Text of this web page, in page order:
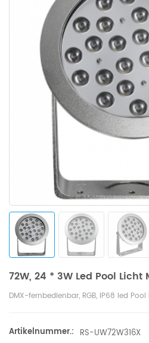
72W, 24 * 3W Led Pool
DMX-fernbedienbar, RGB, IP68 led Pool
Artikelnummer.: RS-UW72W316X